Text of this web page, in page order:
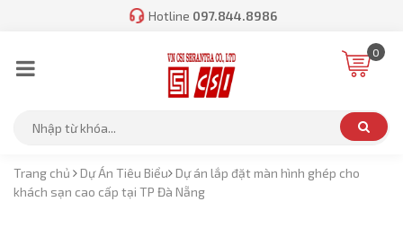
Hotline 097.844.8986
0
Trang chủ Dự Án Tiêu Biểu Dự án lắp đặt màn hình ghép cho
khách sạn cao cấp tại TP Đà Nẵng